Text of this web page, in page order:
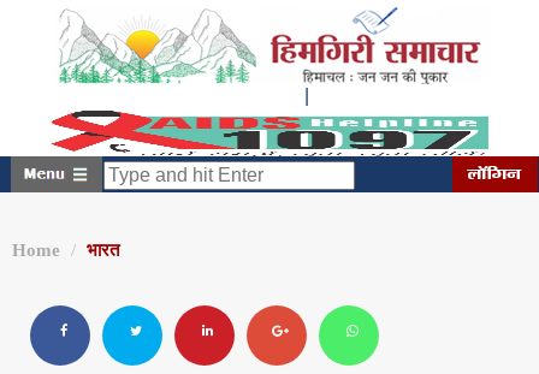
Home भारत